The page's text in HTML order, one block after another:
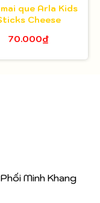
que Arla Kids
Cheese
70.000₫
Minh Khang